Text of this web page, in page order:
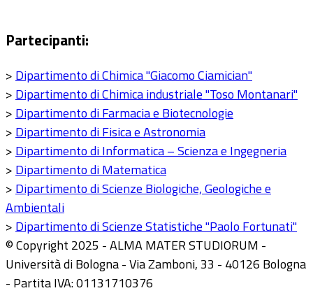
Partecipanti:
> Dipartimento di Chimica "Giacomo Ciamician"
> Dipartimento di Chimica industriale "Toso Montanari"
> Dipartimento di Farmacia e Biotecnologie
> Dipartimento di Fisica e Astronomia
> Dipartimento di Informatica – Scienza e Ingegneria
> Dipartimento di Matematica
> Dipartimento di Scienze Biologiche, Geologiche e
Ambientali
> Dipartimento di Scienze Statistiche "Paolo Fortunati"
© Copyright 2025 - ALMA MATER STUDIORUM -
Università di Bologna - Via Zamboni, 33 - 40126 Bologna
- Partita IVA: 01131710376